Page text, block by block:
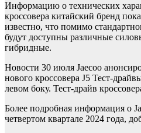
Информацию о технических
кроссовера китайский бренд
известно, что помимо
будут доступны различные
гибридные.
Новости 30 июля Jaecoo
нового кроссовера J5 Тест-
левом боку. Тест-драйв
Более подробная информация о
четвертом квартале 2024 года,